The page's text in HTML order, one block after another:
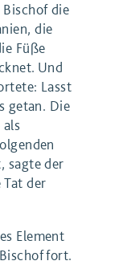
die
die
Füße
Und
Lasst
getan. Die
sagte der
Tat der
Element
fort.